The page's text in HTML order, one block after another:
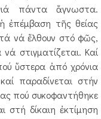
πάντα ἄγνωστα.
ἐπέμβαση τῆς θείας
νά ἔλθουν στό φῶς,
στιγματίζεται. Καί
ὕστερα ἀπό χρόνια
παραδίνεται στήν
πού συκοφαντήθηκε
στή δίκαιη ἐκτίμηση